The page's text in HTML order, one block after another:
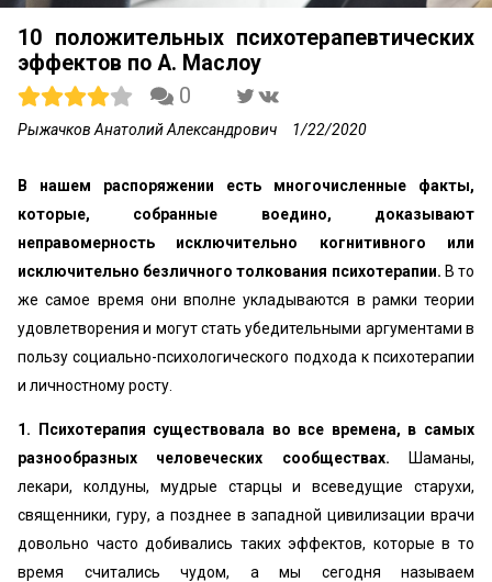
10 положительных психотерапевтических
эффектов по А. Маслоу
0
Рыжачков Анатолий Александрович 1/22/2020
В нашем распоряжении есть многочисленные факты,
которые, собранные воедино, доказывают
неправомерность исключительно когнитивного или
исключительно безличного толкования психотерапии. В то
же самое время они вполне укладываются в рамки теории
удовлетворения и могут стать убедительными аргументами в
пользу социально-психологического подхода к психотерапии
и личностному росту.
1. Психотерапия существовала во все времена, в самых
разнообразных человеческих сообществах.
Шаманы,
лекари, колдуны, мудрые старцы и всеведущие старухи,
священники, гуру, а позднее в западной цивилизации врачи
довольно часто добивались таких эффектов, которые в то
время считались чудом, а мы сегодня называем